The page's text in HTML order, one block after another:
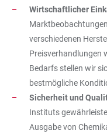
Wirtschaftlicher
verschiedenen
Preisverhandlungen
Bedarfs stellen wir
bestmögliche
Sicherheit und
Instituts
Ausgabe von